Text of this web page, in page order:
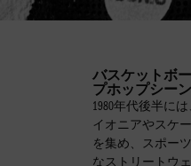
バスケットボ
プホップシー
1980年代後半に
イオニアやスケ
を集め、スポー